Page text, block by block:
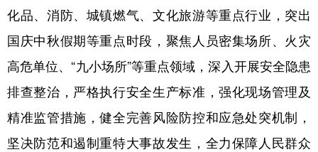
四川 贵州 云南 西藏
陕西 甘肃 青海 宁夏
新疆 内蒙古 黑龙江
多语种频道
化品、消防、城镇燃气、文化旅游等重点行业，突出
国庆中秋假期等重点时段，聚焦人员密集场所、火灾
高危单位、“九小场所”等重点领域，深入开展安全隐患
排查整治，严格执行安全生产标准，强化现场管理及
精准监管措施，健全完善风险防控和应急处突机制，
坚决防范和遏制重特大事故发生，全力保障人民群众